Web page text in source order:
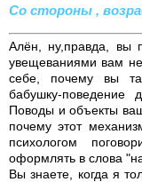
Со стороны ,
Алён, ну,правда, вы
увещеваниями вам
себе, почему вы
бабушку-поведение
Поводы и объекты
почему этот
психологом
оформлять в слова
Вы знаете, когда я